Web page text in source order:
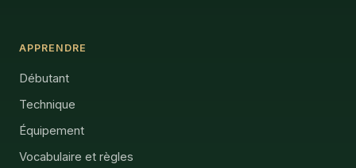
APPRENDRE
Débutant
Technique
Équipement
Vocabulaire et règles